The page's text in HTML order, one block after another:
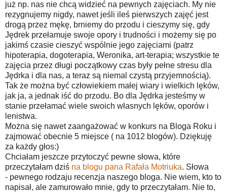
już np. nas nie chcą widzieć na pewnych zajęciach. My nie
rezygnujemy nigdy, nawet jeśli ileś pierwszych zajęć jest
drogą przez mękę, brniemy do przodu i cieszymy się, gdy
Jędrek przełamuje swoje opory i trudności i możemy się po
jakimś czasie cieszyć wspólnie jego zajęciami (patrz
hipoterapia, dogoterapia, Weronika, art-terapia; wszystkie te
zajęcia przez długi początkowy czas były pełne stresu dla
Jędrka i dla nas, a teraz są niemal czystą przyjemnością).
Tak że można być człowiekiem małej wiary i wielkich lęków,
jak ja, a jednak iść do przodu. Bo dla Jędrka jesteśmy w
stanie przełamać wiele swoich własnych lęków, oporów i
lenistwa.
Można się nawet zaangażować w konkurs na Bloga Roku i
zajmować obecnie 5 miejsce ( na 1012 blogów). Dziękuję
za każdy głos:)
Chciałam jeszcze przytoczyć pewne słowa, które
przeczytałam dziś na blogu pana Rafała Motriuka. Słowa
- pewnego rodzaju recenzja naszego bloga. Nie wiem, kto to
napisał, ale zamurowało mnie, gdy to przeczytałam. Nie to,